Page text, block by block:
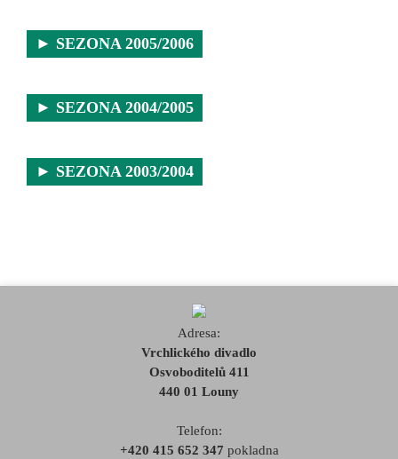
► SEZONA 2005/2006
► SEZONA 2004/2005
► SEZONA 2003/2004
Adresa:
Vrchlického divadlo
Osvoboditelů 411
440 01 Louny
Telefon:
+420 415 652 347 pokladna